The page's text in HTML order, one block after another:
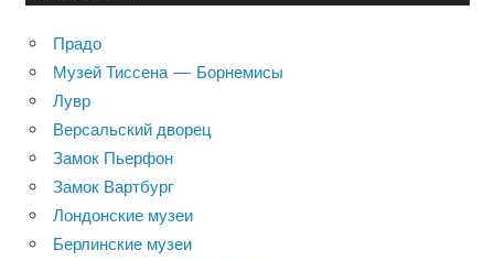
Прадо
Музей Тиссена — Борнемисы
Лувр
Версальский дворец
Замок Пьерфон
Замок Вартбург
Лондонские музеи
Берлинские музеи